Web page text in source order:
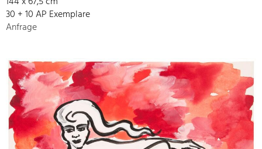
30 + 10 AP Exemplare
Anfrage